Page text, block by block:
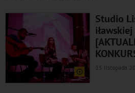
Studio
25 listopada